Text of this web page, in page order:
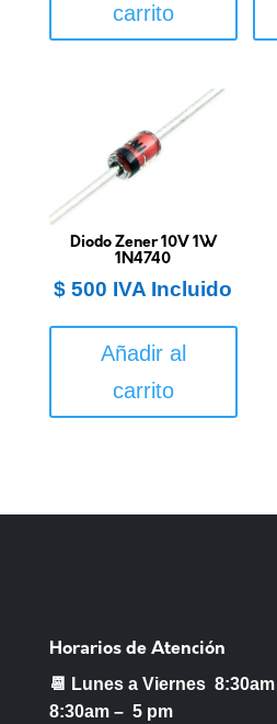
carrito
Diodo Zener 10V 1W
1N4740
$ 500 IVA Incluido
Añadir al
carrito
Horarios de Atención
📆 Lunes a Viernes
8:30am – 5 pm